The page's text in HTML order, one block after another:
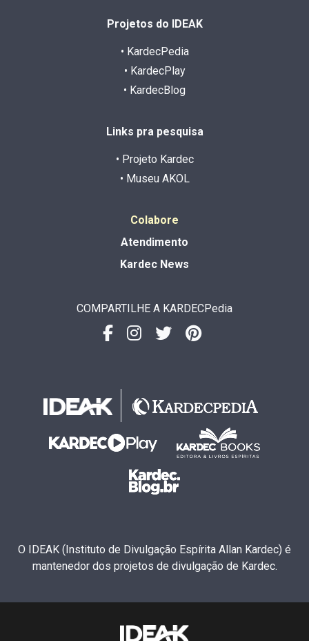
Projetos do IDEAK
• KardecPedia
• KardecPlay
• KardecBlog
Links pra pesquisa
• Projeto Kardec
• Museu AKOL
Colabore
Atendimento
Kardec News
COMPARTILHE A KARDECPedia
O IDEAK (Instituto de Divulgação Espírita Allan Kardec) é
mantenedor dos projetos de divulgação de Kardec.